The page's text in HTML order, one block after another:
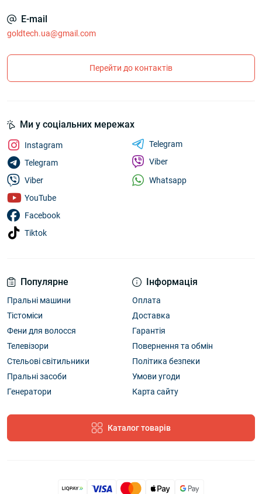
E-mail
goldtech.ua@gmail.com
Перейти до контактів
Популярне
Пральні машини
Тістоміси
Фени для волосся
Телевізори
Стельові світильники
Пральні засоби
Генератори
Інформація
Оплата
Доставка
Гарантія
Повернення та обмін
Політика безпеки
Умови угоди
Карта сайту
Каталог товарів
Ми у соціальних мережах
Instagram
Telegram
Viber
YouTube
Facebook
Tiktok
Telegram
Viber
Whatsapp